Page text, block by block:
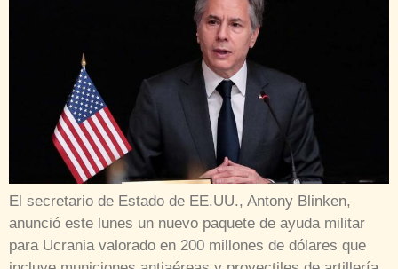
El secretario de Estado de EE.UU., Antony Blinken,
anunció este lunes un nuevo paquete de ayuda militar
para Ucrania valorado en 200 millones de dólares que